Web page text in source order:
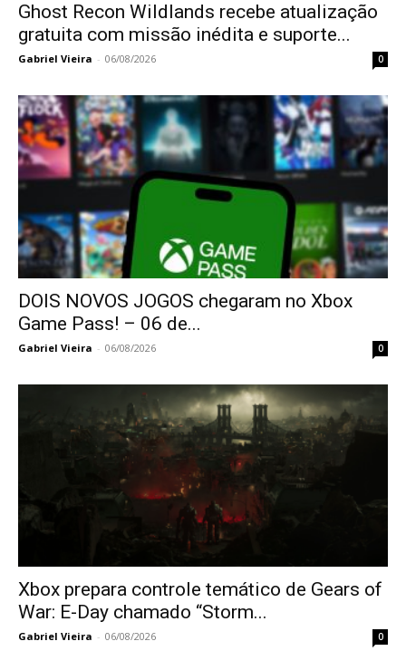
Ghost Recon Wildlands recebe atualização
gratuita com missão inédita e suporte...
Gabriel Vieira - 06/08/2026 0
DOIS NOVOS JOGOS chegaram no Xbox
Game Pass! – 06 de...
Gabriel Vieira - 06/08/2026 0
Xbox prepara controle temático de Gears of
War: E-Day chamado “Storm...
Gabriel Vieira - 06/08/2026 0